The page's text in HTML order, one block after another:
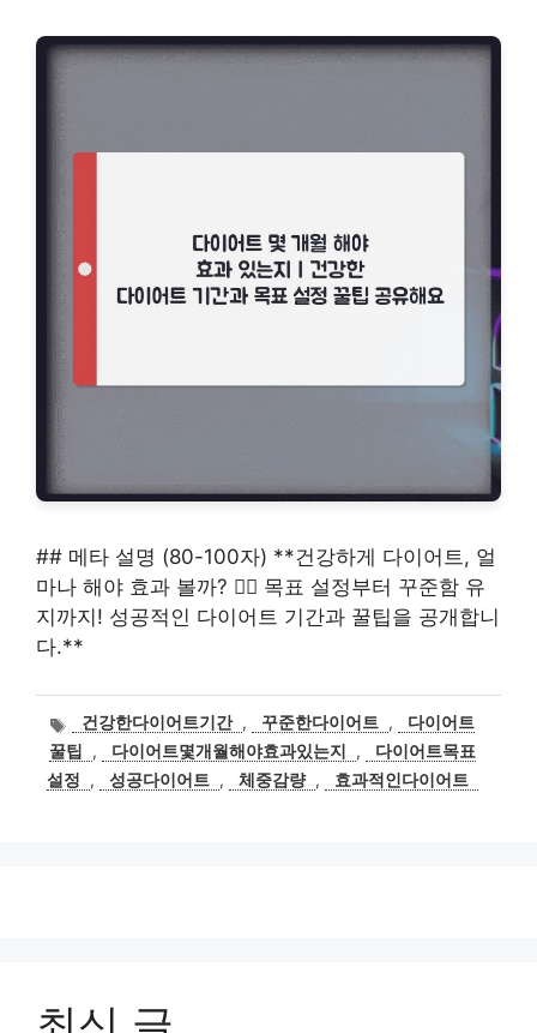
## 메타 설명 (80-100자) **건강하게 다이어트, 얼
마나 해야 효과 볼까? 🏃‍♀️ 목표 설정부터 꾸준함 유
지까지! 성공적인 다이어트 기간과 꿀팁을 공개합니
다.**
태
그
건강한다이어트기간 , 꾸준한다이어트 ,
다이어트
꿀팁
, 다이어트몇개월해야효과있는지 ,
다이어트목표
설정
, 성공다이어트 , 체중감량 , 효과적인다이어트